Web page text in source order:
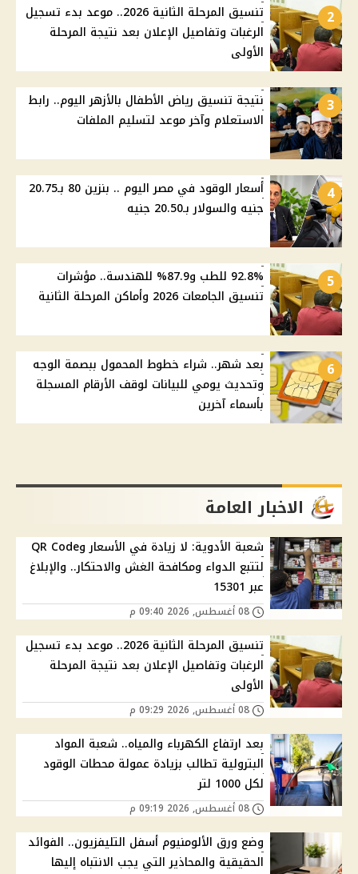
2
تنسيق المرحلة الثانية 2026.. موعد بدء تسجيل
الرغبات وتفاصيل الإعلان بعد نتيجة المرحلة
الأولى
3
نتيجة تنسيق رياض الأطفال بالأزهر اليوم.. رابط
الاستعلام وآخر موعد لتسليم الملفات
4
أسعار الوقود في مصر اليوم .. بنزين 80 بـ20.75
جنيه والسولار بـ20.50 جنيه
5
92.8% للطب و87.9% للهندسة.. مؤشرات
تنسيق الجامعات 2026 وأماكن المرحلة الثانية
6
بعد شهر.. شراء خطوط المحمول ببصمة الوجه
وتحديث يومي للبيانات لوقف الأرقام المسجلة
بأسماء آخرين
الاخبار العامة
شعبة الأدوية: لا زيادة في الأسعار وQR Code
لتتبع الدواء ومكافحة الغش والاحتكار.. والإبلاغ
عبر 15301
تنسيق المرحلة الثانية 2026.. موعد بدء تسجيل
الرغبات وتفاصيل الإعلان بعد نتيجة المرحلة
الأولى
بعد ارتفاع الكهرباء والمياه.. شعبة المواد
البترولية تطالب بزيادة عمولة محطات الوقود
لكل 1000 لتر
وضع ورق الألومنيوم أسفل التليفزيون.. الفوائد
الحقيقية والمحاذير التي يجب الانتباه إليها